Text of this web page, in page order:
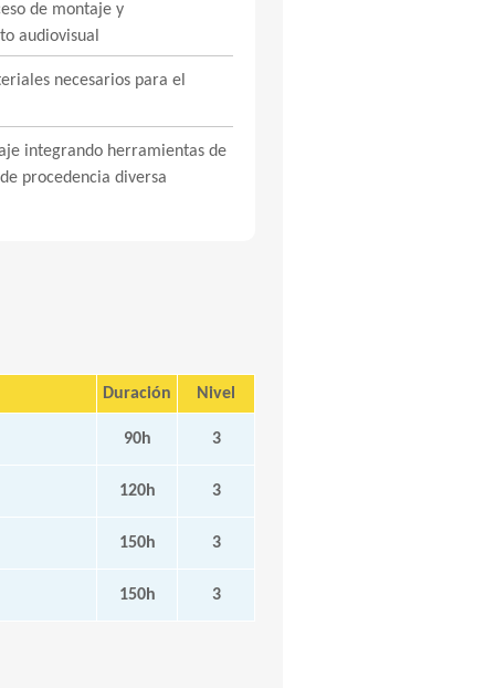
de montaje y
audiovisual
necesarios para el
integrando herramientas de
procedencia diversa
Duración Nivel
90h 3
120h 3
150h 3
150h 3